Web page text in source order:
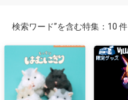
検索ワード”を含む特集：10 件